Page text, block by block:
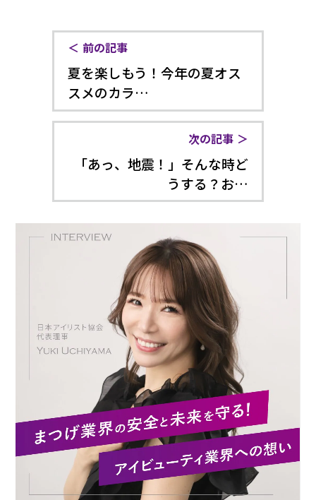
前の記事
夏を楽しもう！今年の夏オス
スメのカラ…
次の記事
「あっ、地震！」そんな時ど
うする？お…